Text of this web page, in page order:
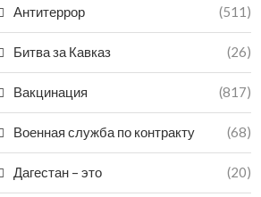
Антитеррор (511)
Битва за Кавказ (26)
Вакцинация (817)
Военная служба по контракту (68)
Дагестан – это (20)